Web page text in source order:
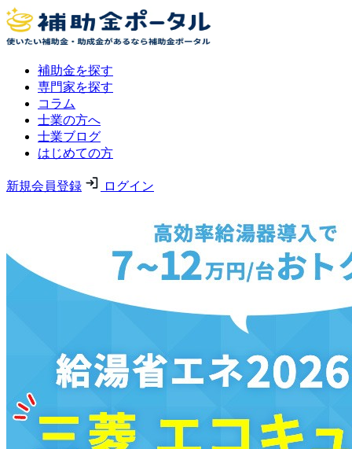
補助金を探す
専門家を探す
コラム
士業の方へ
士業ブログ
はじめての方
新規会員登録 ログイン